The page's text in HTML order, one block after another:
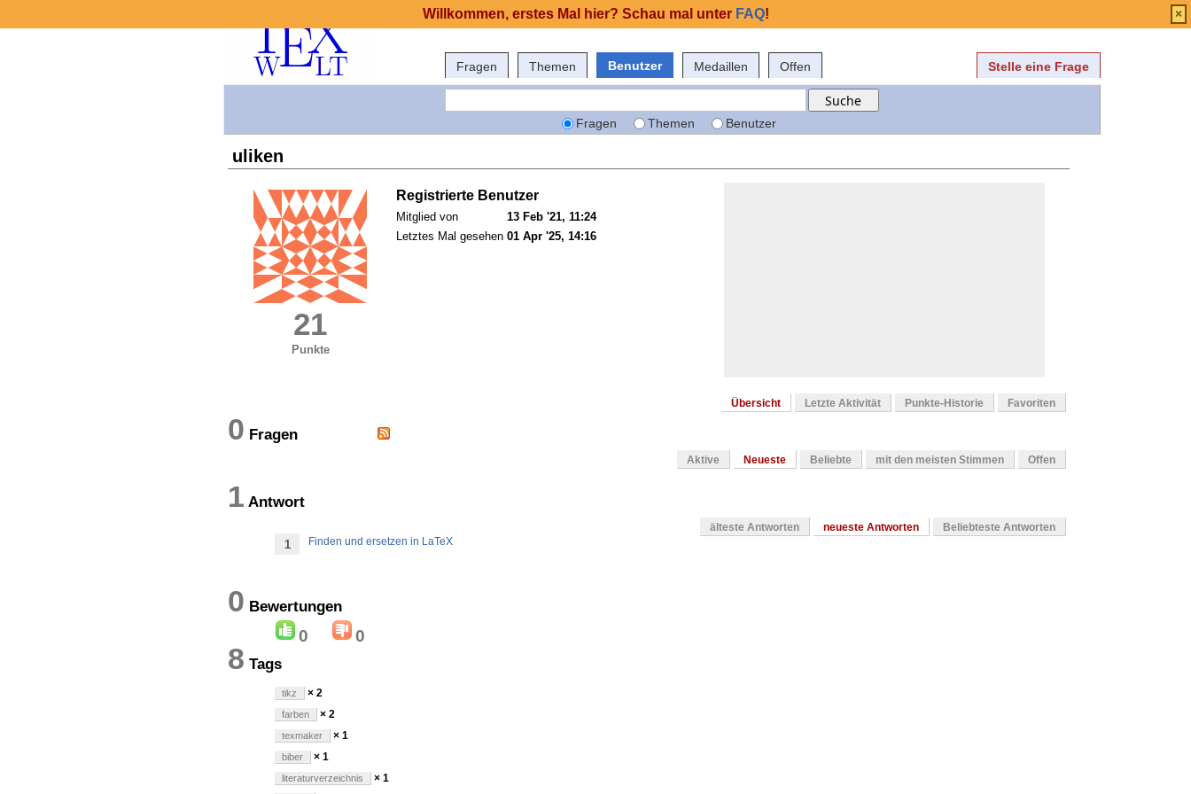
Fragen Themen Benutzer Medaillen Offen Stelle eine Frage
Fragen Themen Benutzer
uliken
21
Punkte
Registrierte Benutzer
Mitglied von
13 Feb '21, 11:24
Letztes Mal gesehen 01 Apr '25, 14:16
Übersicht Letzte Aktivität Punkte-Historie Favoriten
0 Fragen
Aktive Neueste Beliebte mit den meisten Stimmen Offen
1 Antwort
älteste Antworten neueste Antworten Beliebteste Antworten
1 Finden und ersetzen in LaTeX
0 Bewertungen
0 0
8 Tags
tikz × 2
farben × 2
texmaker × 1
biber × 1
literaturverzeichnis
× 1
Willkommen, erstes Mal hier? Schau mal unter FAQ! ×